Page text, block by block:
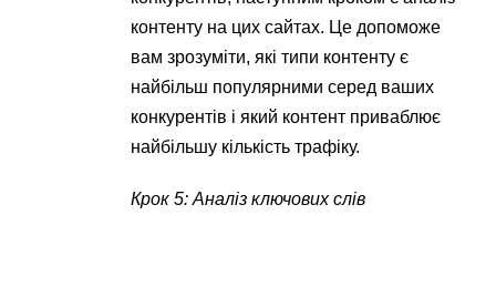
контенту на цих сайтах. Це допоможе
вам зрозуміти, які типи контенту є
найбільш популярними серед ваших
конкурентів і який контент приваблює
найбільшу кількість трафіку.
Крок 5: Аналіз ключових слів